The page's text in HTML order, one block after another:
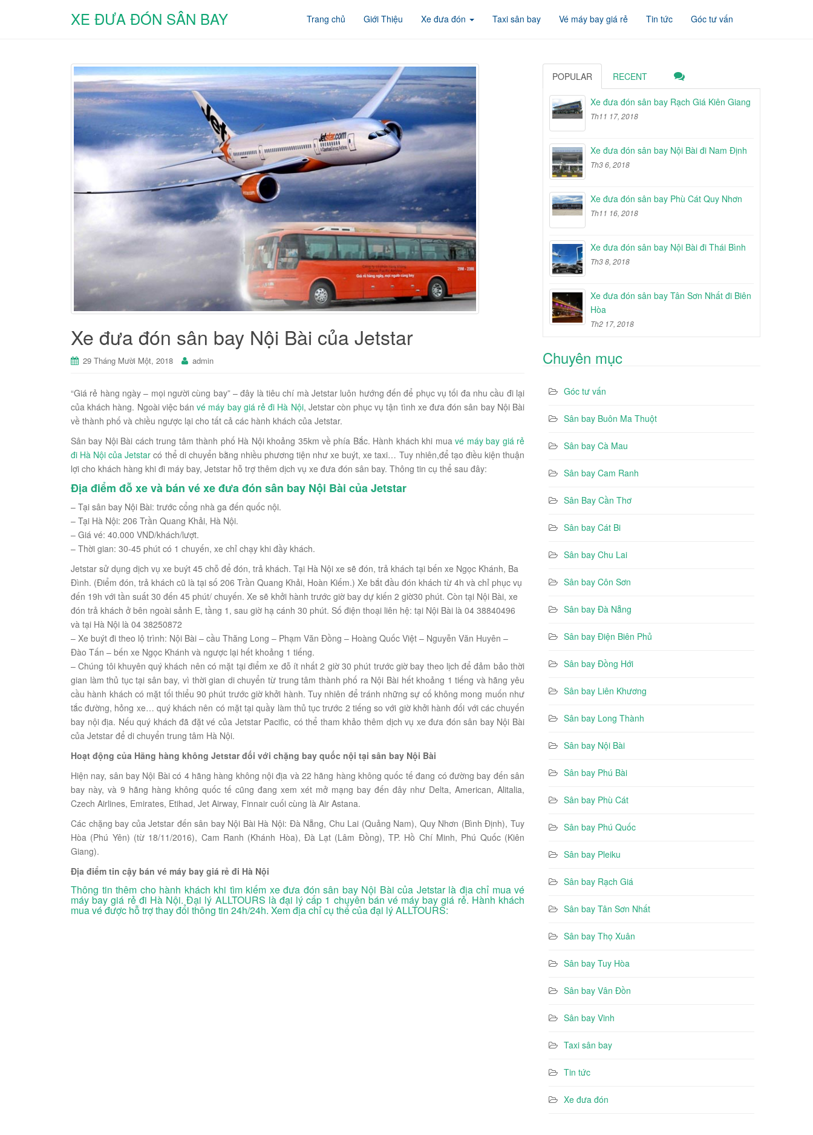
XE ĐƯA ĐÓN SÂN BAY Trang chủ Giới Thiệu Xe đưa đón Taxi sân bay Vé máy bay giá rẻ Tin tức Góc tư vấn
Xe đưa đón sân bay Nội Bài của Jetstar
29 Tháng Mười Một, 2018 admin
“Giá rẻ hàng ngày – mọi người cùng bay” – đây là tiêu chí mà Jetstar luôn hướng đến để phục vụ tối đa nhu cầu đi lại
của khách hàng. Ngoài việc bánvé máy bay giá rẻ đi Hà Nội, Jetstar còn phục vụ tận tình xe đưa đón sân bay Nội Bài
về thành phố và chiều ngược lại cho tất cả các hành khách của Jetstar.
Sân bay Nội Bài cách trung tâm thành phố Hà Nội khoảng 35km về phía Bắc. Hành khách khi muavé máy bay giá rẻ
đi Hà Nội của Jetstar có thể di chuyển bằng nhiều phương tiện như xe buýt, xe taxi… Tuy nhiên,để tạo điều kiện thuận
lợi cho khách hàng khi đi máy bay, Jetstar hỗ trợ thêm dịch vụ xe đưa đón sân bay. Thông tin cụ thể sau đây:
Địa điểm đỗ xe và bán vé xe đưa đón sân bay Nội Bài của Jetstar
– Tại sân bay Nội Bài: trước cổng nhà ga đến quốc nội.
– Tại Hà Nội: 206 Trần Quang Khải, Hà Nội.
– Giá vé: 40.000 VND/khách/lượt.
– Thời gian: 30-45 phút có 1 chuyến, xe chỉ chạy khi đầy khách.
Jetstar sử dụng dịch vụ xe buýt 45 chỗ để đón, trả khách. Tại Hà Nội xe sẽ đón, trả khách tại bến xe Ngọc Khánh, Ba
Đình. (Điểm đón, trả khách cũ là tại số 206 Trần Quang Khải, Hoàn Kiếm.) Xe bắt đầu đón khách từ 4h và chỉ phục vụ
đến 19h với tần suất 30 đến 45 phút/ chuyến. Xe sẽ khởi hành trước giờ bay dự kiến 2 giờ30 phút. Còn tại Nội Bài, xe
đón trả khách ở bên ngoài sảnh E, tầng 1, sau giờ hạ cánh 30 phút. Số điện thoại liên hệ: tại Nội Bài là 04 38840496
và tại Hà Nội là 04 38250872
– Xe buýt đi theo lộ trình: Nội Bài – cầu Thăng Long – Phạm Văn Đồng – Hoàng Quốc Việt – Nguyễn Văn Huyên –
Đào Tấn – bến xe Ngọc Khánh và ngược lại hết khoảng 1 tiếng.
– Chúng tôi khuyên quý khách nên có mặt tại điểm xe đỗ ít nhất 2 giờ 30 phút trước giờ bay theo lịch để đảm bảo thời
gian làm thủ tục tại sân bay, vì thời gian di chuyển từ trung tâm thành phố ra Nội Bài hết khoảng 1 tiếng và hãng yêu
cầu hành khách có mặt tối thiểu 90 phút trước giờ khởi hành. Tuy nhiên để tránh những sự cố không mong muốn như
tắc đường, hỏng xe… quý khách nên có mặt tại quầy làm thủ tục trước 2 tiếng so với giờ khởi hành đối với các chuyến
bay nội địa. Nếu quý khách đã đặt vé của Jetstar Pacific, có thể tham khảo thêm dịch vụ xe đưa đón sân bay Nội Bài
của Jetstar để di chuyển trung tâm Hà Nội.
Hoạt động của Hãng hàng không Jetstar đối với chặng bay quốc nội tại sân bay Nội Bài
Hiện nay, sân bay Nội Bài có 4 hãng hàng không nội địa và 22 hãng hàng không quốc tế đang có đường bay đến sân
bay này, và 9 hãng hàng không quốc tế cũng đang xem xét mở mạng bay đến đây như Delta, American, Alitalia,
Czech Airlines, Emirates, Etihad, Jet Airway, Finnair cuối cùng là Air Astana.
Các chặng bay của Jetstar đến sân bay Nội Bài Hà Nội: Đà Nẵng, Chu Lai (Quảng Nam), Quy Nhơn (Bình Định), Tuy
Hòa (Phú Yên) (từ 18/11/2016), Cam Ranh (Khánh Hòa), Đà Lạt (Lâm Đồng), TP. Hồ Chí Minh, Phú Quốc (Kiên
Giang).
Địa điểm tin cậy bán vé máy bay giá rẻ đi Hà Nội
Thông tin thêm cho hành khách khi tìm kiếm xe đưa đón sân bay Nội Bài của Jetstar là địa chỉ mua vé
máy bay giá rẻ đi Hà Nội. Đại lý ALLTOURS là đại lý cấp 1 chuyên bán vé máy bay giá rẻ. Hành khách
mua vé được hỗ trợ thay đổi thông tin 24h/24h. Xem địa chỉ cụ thể của đại lý ALLTOURS:
POPULAR RECENT
Xe đưa đón sân bay Rạch Giá Kiên Giang
Th11 17, 2018
Xe đưa đón sân bay Nội Bài đi Nam Định
Th3 6, 2018
Xe đưa đón sân bay Phù Cát Quy Nhơn
Th11 16, 2018
Xe đưa đón sân bay Nội Bài đi Thái Bình
Th3 8, 2018
Xe đưa đón sân bay Tân Sơn Nhất đi Biên
Hòa
Th2 17, 2018
Chuyên mục
Góc tư vấn
Sân bay Buôn Ma Thuột
Sân bay Cà Mau
Sân bay Cam Ranh
Sân Bay Cần Thơ
Sân bay Cát Bi
Sân bay Chu Lai
Sân bay Côn Sơn
Sân bay Đà Nẵng
Sân bay Điện Biên Phủ
Sân bay Đồng Hới
Sân bay Liên Khương
Sân bay Long Thành
Sân bay Nội Bài
Sân bay Phú Bài
Sân bay Phù Cát
Sân bay Phú Quốc
Sân bay Pleiku
Sân bay Rạch Giá
Sân bay Tân Sơn Nhất
Sân bay Thọ Xuân
Sân bay Tuy Hòa
Sân bay Vân Đồn
Sân bay Vinh
Taxi sân bay
Tin tức
Xe đưa đón